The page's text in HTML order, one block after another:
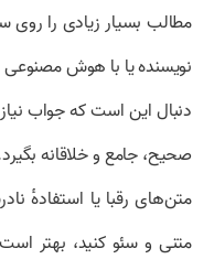
مطالب بسیار زیادی را روی
نویسنده یا با هوش مصنوعی
دنبال این است که جواب
صحیح، جامع و خلاقانه
متن‌های رقبا یا استفادهٔ
متنی و سئو کنید، بهتر